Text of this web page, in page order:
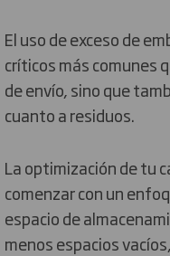
El uso de exceso de
críticos más comunes
de envío, sino que
cuanto a residuos.
La optimización de tu
comenzar con un
espacio de
menos espacios